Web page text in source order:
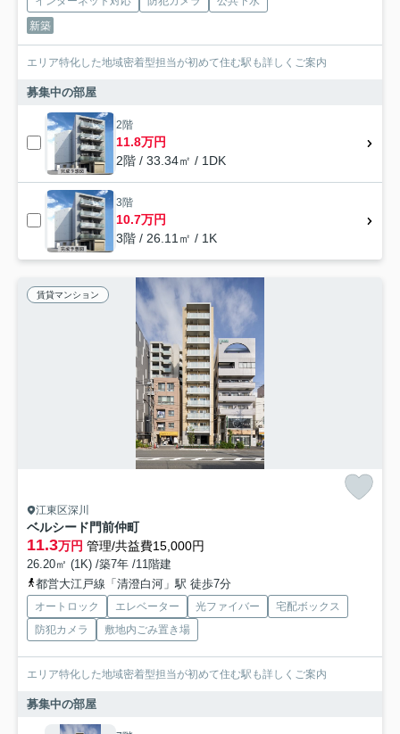
新築
エリア特化した地域密着型担当が初めて住む駅も詳しくご案内
募集中の部屋
2階
11.8万円
2階 / 33.34㎡ / 1DK
3階
10.7万円
3階 / 26.11㎡ / 1K
賃貸マンション
江東区深川
ベルシード門前仲町
11.3万円 管理/共益費15,000円
26.20㎡ (1K) /築7年 /11階建
都営大江戸線「清澄白河」駅 徒歩7分
オートロック エレベーター 光ファイバー
宅配ボックス
防犯カメラ
敷地内ごみ置き場
エリア特化した地域密着型担当が初めて住む駅も詳しくご案内
募集中の部屋